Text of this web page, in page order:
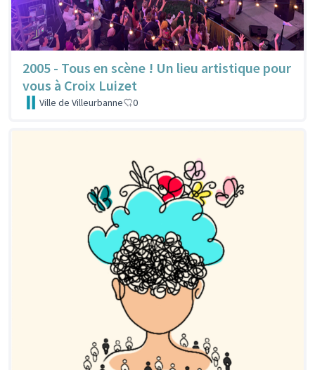
2005 - Tous en scène ! Un lieu artistique pour
vous à Croix Luizet
Ville de Villeurbanne 0